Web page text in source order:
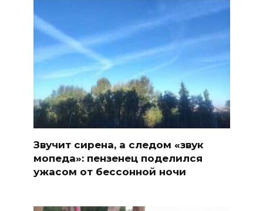
Звучит сирена, а следом «звук
мопеда»: пензенец поделился
ужасом от бессонной ночи